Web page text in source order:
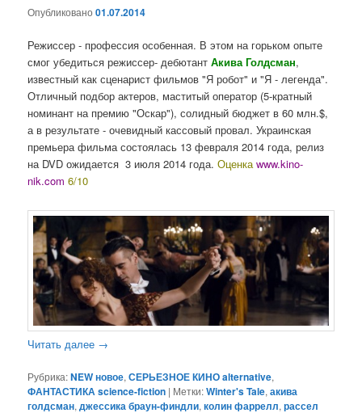
Опубликовано01.07.2014
Режиссер - профессия особенная. В этом на горьком опыте
смог убедиться режиссер- дебютантАкива Голдсман,
известный как сценарист фильмов "Я робот" и "Я - легенда".
Отличный подбор актеров, маститый оператор (5-кратный
номинант на премию "Оскар"), солидный бюджет в 60 млн.$,
а в результате - очевидный кассовый провал. Украинская
премьера фильма состоялась 13 февраля 2014 года, релиз
на DVD ожидается 3 июля 2014 года.Оценка www.kino-
nik.com6/10
Читать далее →
Рубрика:NEW новое,СЕРЬЕЗНОЕ КИНО alternative,
ФАНТАСТИКА science-fiction | Метки:Winter's Tale,акива
голдсман,джессика браун-финдли,колин фаррелл,рассел